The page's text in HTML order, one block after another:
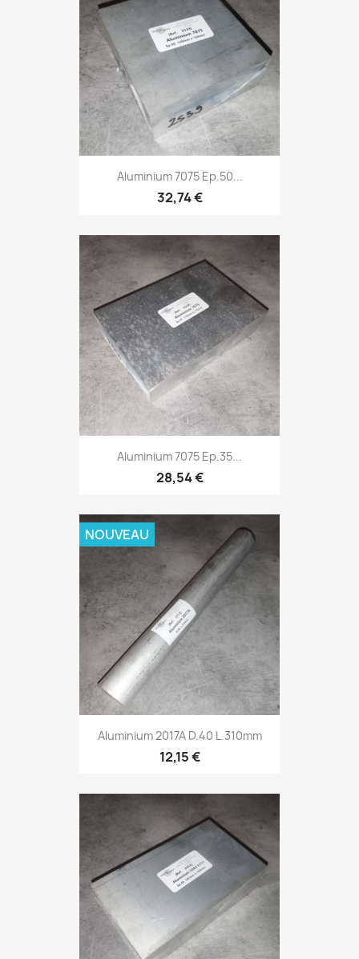
Aluminium 7075 Ep.50...
32,74 €
Aluminium 7075 Ep.35...
28,54 €
Aluminium 2017A D.40 L.310mm
12,15 €
NOUVEAU